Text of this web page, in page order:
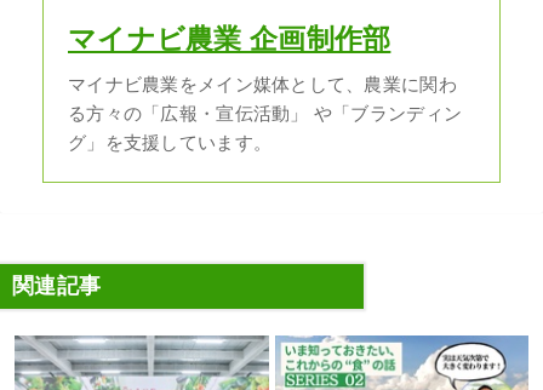
マイナビ農業 企画制作部
マイナビ農業をメイン媒体として、農業に関わ
る方々の「広報・宣伝活動」 や「ブランディン
グ」を支援しています。
関連記事